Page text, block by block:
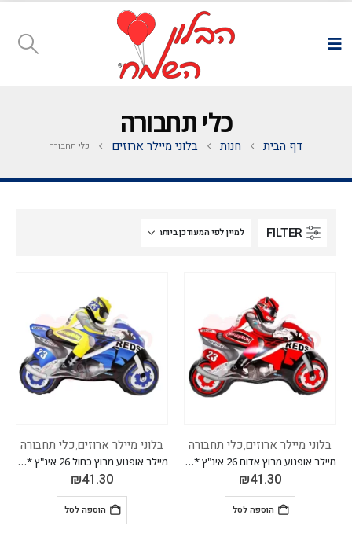
כלי תחבורה
דף הבית חנות בלוני מיילר ארוזים כלי תחבורה
FILTER
בלוני מיילר ארוזים, כלי תחבורה
מיילר אופנוע מרוץ אדום 26 אינ"ץ *מגיע בסיטונאות חבילה של 5 יח'*
₪41.30
הוספה לסל
בלוני מיילר ארוזים, כלי תחבורה
מיילר אופנוע מרוץ כחול 26 אינ"ץ *מגיע בסיטונאות חבילה של 5 יח'*
₪41.30
הוספה לסל